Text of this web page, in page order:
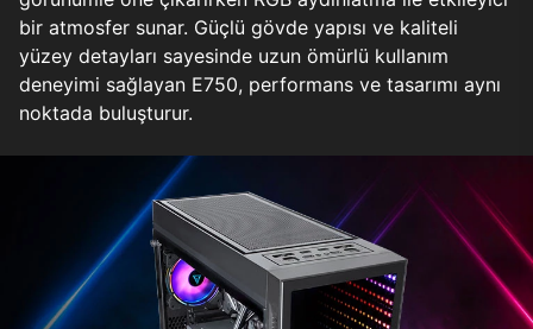
bir atmosfer sunar. Güçlü gövde yapısı ve kaliteli
yüzey detayları sayesinde uzun ömürlü kullanım
deneyimi sağlayan E750, performans ve tasarımı aynı
noktada buluşturur.